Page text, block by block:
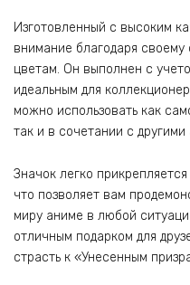
Изготовленный с высоким
внимание благодаря своему
цветам. Он выполнен с
идеальным для
можно использовать как
так и в сочетании с
Значок легко
что позволяет вам
миру аниме в любой
отличным подарком для
страсть к «Унесенным